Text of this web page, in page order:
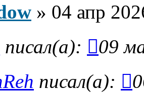
» 04 апр
писал(а):
09
писал(а):